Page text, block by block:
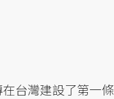
台灣建設了第一